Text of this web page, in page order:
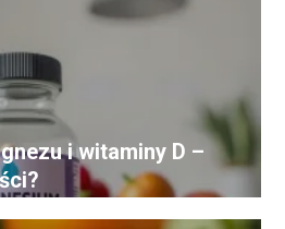
i witaminy D –